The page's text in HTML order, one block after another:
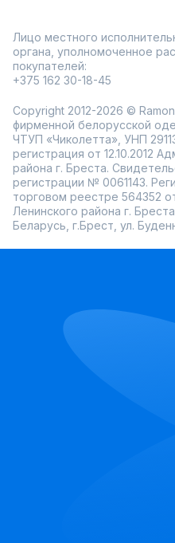
Лицо местного
органа, уполномоченное
покупателей:
+375 162 30-18-45
Copyright 2012-2026 ©
фирменной белорусской
ЧТУП «Чиколетта», УНП
регистрация от 12.10.2012
района г. Бреста.
регистрации № 0061143.
торговом реестре 564352
Ленинского района г.
Беларусь, г.Брест, ул.